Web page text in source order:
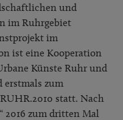
und
im Ruhrgebiet
im
ist eine Kooperation
Künste Ruhr und
erstmals zum
statt. Nach
2016 zum dritten Mal